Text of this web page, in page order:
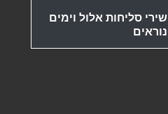
שירי סליחות אלול וימים
נוראים